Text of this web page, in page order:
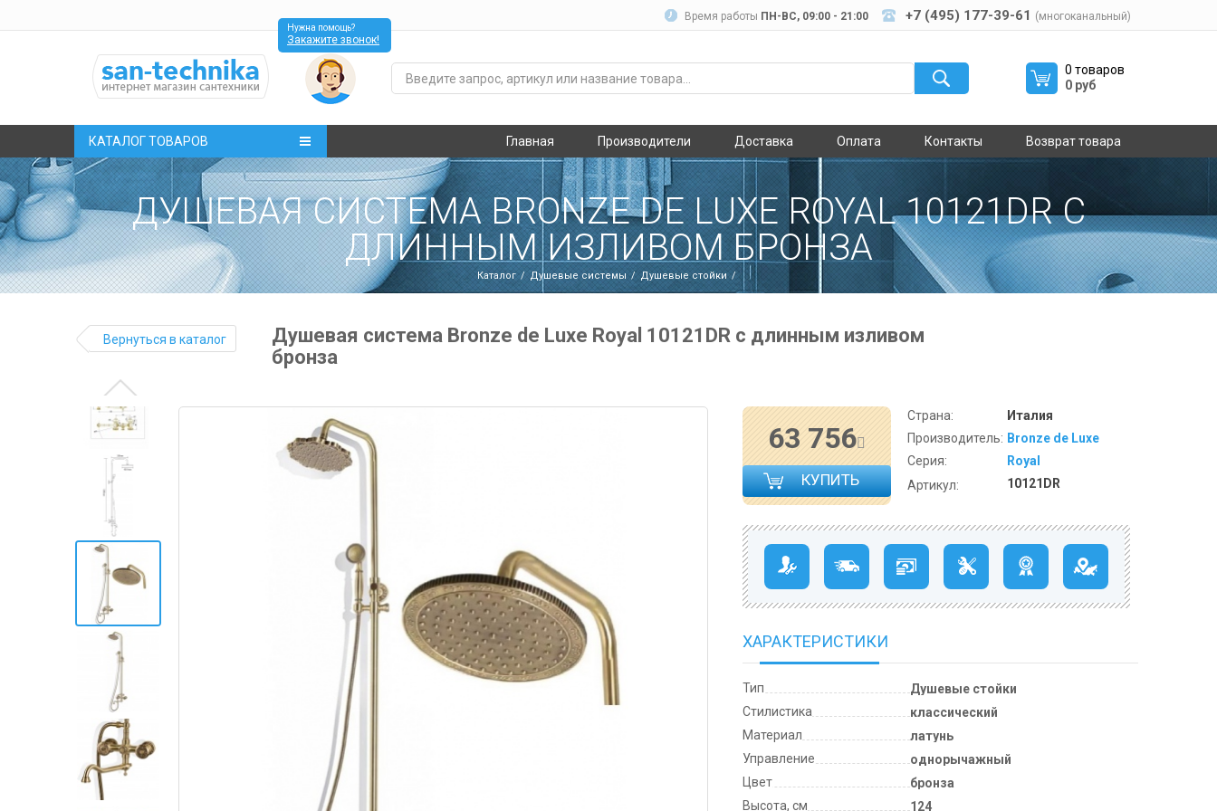
Время работы ПН-ВC, 09:00 - 21:00 +7 (495) 177-39-61 (многоканальный)
Нужна помощь?
Закажите звонок!
0 товаров
0 руб
КАТАЛОГ ТОВАРОВ Главная Производители Доставка Оплата Контакты Возврат товара
ДУШЕВАЯ СИСТЕМА BRONZE DE LUXE ROYAL 10121DR С
ДЛИННЫМ ИЗЛИВОМ БРОНЗА
Каталог Душевые системы Душевые стойки
Вернуться в каталог
Душевая система Bronze de Luxe Royal 10121DR с длинным изливом
бронза
63 756
КУПИТЬ
Страна:
Италия
Производитель: Bronze de Luxe
Серия:
Royal
Артикул:
10121DR
ХАРАКТЕРИСТИКИ
Тип
Душевые стойки
Cтилистика
классический
Материал
латунь
Управление
однорычажный
Цвет
бронза
Высота, см
124